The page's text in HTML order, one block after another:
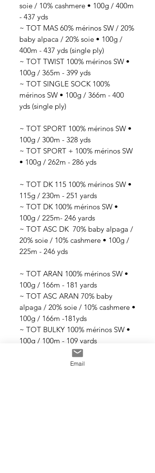
soie / 10% cashmere • 100g / 400m
- 437 yds
~ TOT MAS 60% mérinos SW / 20%
baby alpaca / 20% soie • 100g /
400m - 437 yds (single ply)
~ TOT TWIST 100% mérinos SW •
100g / 365m - 399 yds
~ TOT SINGLE SOCK 100%
mérinos SW • 100g / 366m - 400
yds (single ply)
~ TOT SPORT 100% mérinos SW •
100g / 300m - 328 yds
~ TOT SPORT + 100% mérinos SW
• 100g / 262m - 286 yds
~ TOT DK 115 100% mérinos SW •
115g / 230m - 251 yards
~ TOT DK 100% mérinos SW •
100g / 225m- 246 yards
~ TOT ASC DK 70% baby alpaga /
20% soie / 10% cashmere • 100g /
225m - 246 yds
~ TOT ARAN 100% mérinos SW •
100g / 166m - 181 yards
~ TOT ASC ARAN 70% baby
alpaga / 20% soie / 10% cashmere •
100g / 166m -181yds
~ TOT BULKY 100% mérinos SW •
100g / 100m - 109 yards
~ TOT SINGLE BULKY 80% mérinos
SW / 20% nylon • 100g / 70m -76
Email